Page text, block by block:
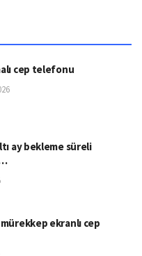
cep telefonu
ay bekleme süreli
ekranlı cep